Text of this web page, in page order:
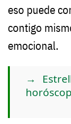
eso puede
contigo
emocional.